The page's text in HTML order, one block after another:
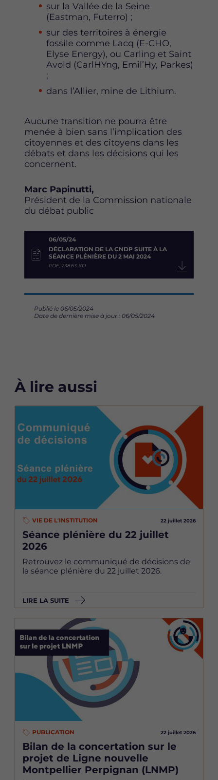
sur la Vallée de la Seine
(Eastman, Futerro) ;
sur des territoires à énergie
fossile comme Lacq (E-CHO,
Elyse Energy), ou Carling et Saint
Avold (CarlHYng, Emil’Hy, Parkes)
;
dans l’Allier, mine de Lithium.
Aucune transition ne pourra être
menée à bien sans l’implication des
citoyennes et des citoyens dans les
débats et dans les décisions qui les
concernent.
Marc Papinutti,
Président de la Commission nationale
du débat public
06/05/24
DÉCLARATION DE LA CNDP SUITE À LA
SÉANCE PLÉNIÈRE DU 2 MAI 2024
PDF, 738.63 KO
Publié le 06/05/2024
Date de dernière mise à jour : 06/05/2024
À lire aussi
VIE DE L'INSTITUTION 22 juillet 2026
Séance plénière du 22 juillet
2026
Retrouvez le communiqué de décisions de
la séance plénière du 22 juillet 2026.
LIRE LA SUITE
PUBLICATION 22 juillet 2026
Bilan de la concertation sur le
projet de Ligne nouvelle
Montpellier Perpignan (LNMP)